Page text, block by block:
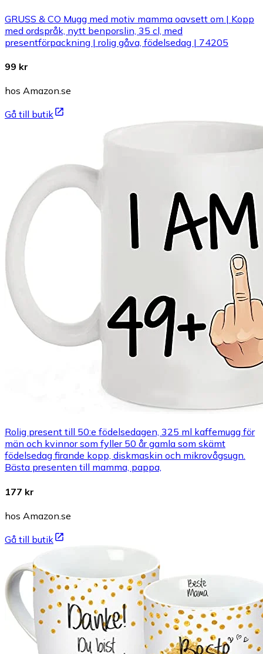
GRUSS & CO Mugg med motiv mamma oavsett om | Kopp
med ordspråk, nytt benporslin, 35 cl, med
presentförpackning | rolig gåva, födelsedag | 74205
99 kr
hos Amazon.se
Gå till butik
Rolig present till 50:e födelsedagen, 325 ml kaffemugg för
män och kvinnor som fyller 50 år gamla som skämt
födelsedag firande kopp, diskmaskin och mikrovågsugn.
Bästa presenten till mamma, pappa,
177 kr
hos Amazon.se
Gå till butik